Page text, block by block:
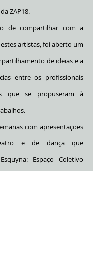
ZAP18.
de compartilhar com a
artistas, foi aberto um
de ideias e a
entre os profissionais
que se propuseram à
com apresentações
e de dança que
Espaço Coletivo